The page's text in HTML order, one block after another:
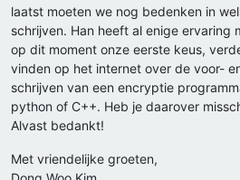
laatst moeten we nog bedenken in
schrijven. Han heeft al enige ervaring
op dit moment onze eerste keus,
vinden op het internet over de voor-
schrijven van een encryptie
python of C++. Heb je daarover
Alvast bedankt!
Met vriendelijke groeten,